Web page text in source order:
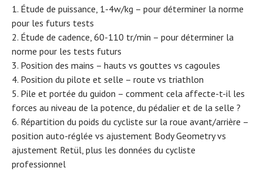
Étude de puissance, 1-4w/kg – pour déterminer la norme
pour les futurs tests
Étude de cadence, 60-110 tr/min – pour déterminer la
norme pour les tests futurs
Position des mains – hauts vs gouttes vs cagoules
Position du pilote et selle – route vs triathlon
Pile et portée du guidon – comment cela affecte-t-il les
forces au niveau de la potence, du pédalier et de la selle ?
Répartition du poids du cycliste sur la roue avant/arrière –
position auto-réglée vs ajustement Body Geometry vs
ajustement Retül, plus les données du cycliste
professionnel